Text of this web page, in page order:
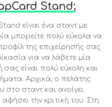
Stand;
είναι ένα σταντ με
μπορείτε πολύ εύκολα να
της επιχείρησής σας
για να λάβετε μία
σας είναι πολύ εύκολη και
Αρχικά, ο πελάτης
στο σταντ και ανοίγει
την κριτική του. Στη